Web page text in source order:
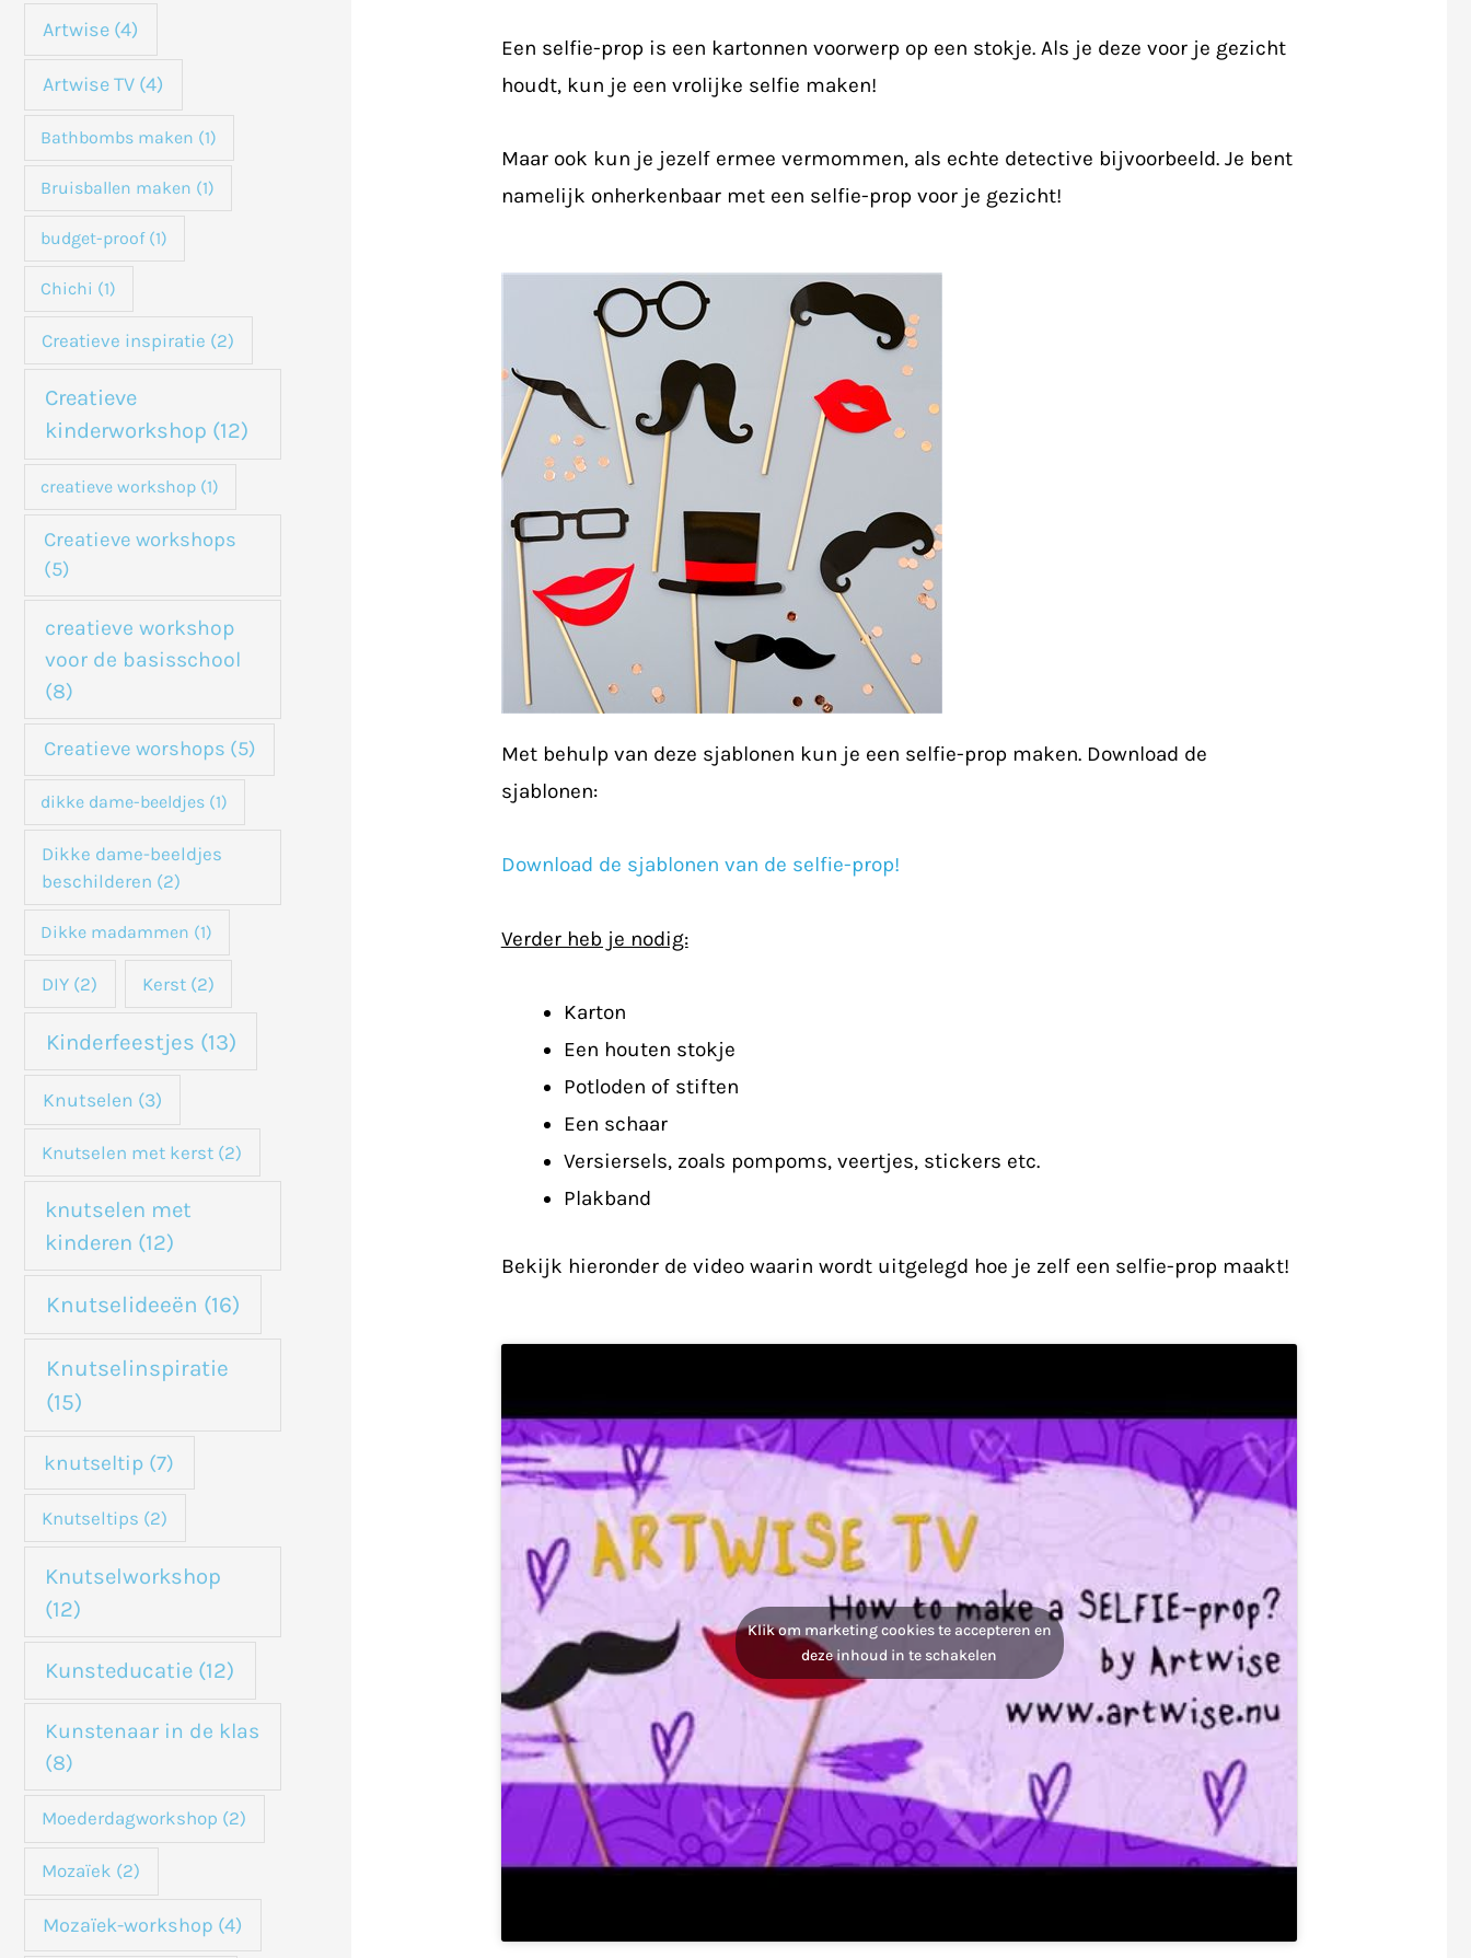
a
Artwise (4)
Artwise TV (4)
Bathbombs maken (1)
Bruisballen maken (1)
budget-proof(1)
Chichi (1)
Creatieve inspiratie (2)
Creatieve
kinderworkshop (12)
creatieve workshop (1)
Creatieve workshops
(5)
creatieve workshop
voor de basisschool
(8)
Creatieve worshops (5)
dikke dame-beeldjes (1)
Dikke dame-beeldjes
beschilderen (2)
Dikke madammen (1)
DIY (2) Kerst(2)
Kinderfeestjes (13)
Knutselen (3)
Knutselen met kerst (2)
knutselen met
kinderen (12)
Knutselideeën (16)
Knutselinspiratie
(15)
knutseltip (7)
Knutseltips (2)
Knutselworkshop
(12)
Kunsteducatie (12)
Kunstenaar in de klas
(8)
Moederdagworkshop (2)
Mozaïek (2)
Mozaïek-workshop (4)
Een selfie-prop is een kartonnen voorwerp op een stokje. Als je deze voor je gezicht
houdt, kun je een vrolijke selfie maken!
Maar ook kun je jezelf ermee vermommen, als echte detective bijvoorbeeld. Je bent
namelijk onherkenbaar met een selfie-prop voor je gezicht!
Met behulp van deze sjablonen kun je een selfie-prop maken. Download de
sjablonen:
Download de sjablonen van de selfie-prop!
Verder heb je nodig:
Karton
Een houten stokje
Potloden of stiften
Een schaar
Versiersels, zoals pompoms, veertjes, stickers etc.
Plakband
Bekijk hieronder de video waarin wordt uitgelegd hoe je zelf een selfie-prop maakt!
Klik om marketing cookies te accepteren en
deze inhoud in te schakelen